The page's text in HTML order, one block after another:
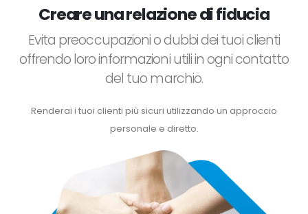
Creare una relazione di fiducia
Evita preoccupazioni o dubbi dei tuoi clienti
offrendo loro informazioni utili in ogni contatto
del tuo marchio.
Renderai i tuoi clienti più sicuri utilizzando un approccio
personale e diretto.